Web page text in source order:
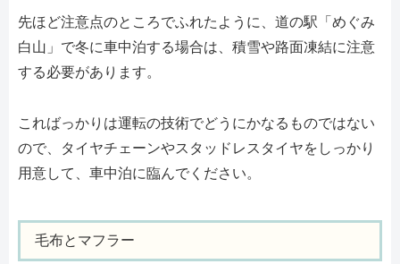
先ほど注意点のところでふれたように、道の駅「めぐみ
白山」で冬に車中泊する場合は、積雪や路面凍結に注意
する必要があります。
こればっかりは運転の技術でどうにかなるものではない
ので、タイヤチェーンやスタッドレスタイヤをしっかり
用意して、車中泊に臨んでください。
毛布とマフラー